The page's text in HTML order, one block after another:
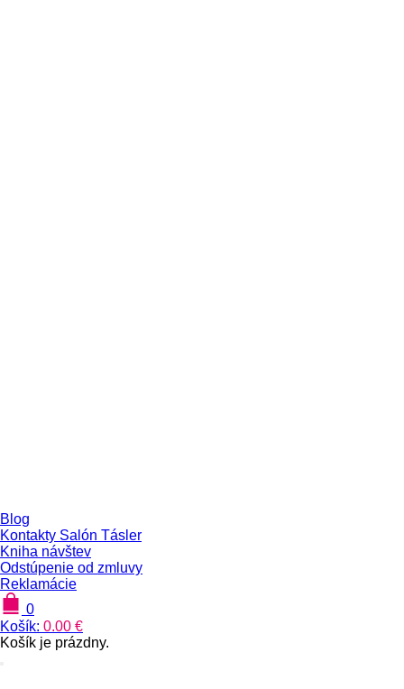
Blog
Kontakty Salón Tásler
Kniha návštev
Odstúpenie od zmluvy
Reklamácie
0
Košík: 0.00 €
Košík je prázdny.